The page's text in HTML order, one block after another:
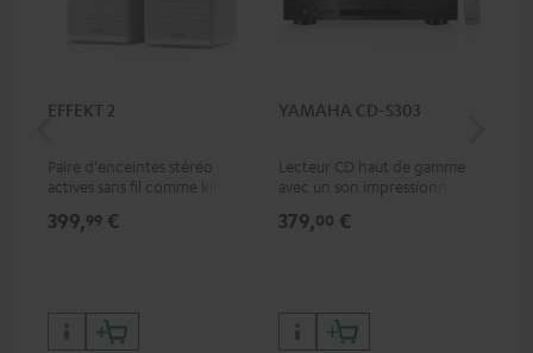
EFFEKT 2
Paire d'enceintes stéréo
actives sans fil comme kit
arrière pour les systèmes
399,99 €
YAMAHA CD-S303
Lecteur CD haut de gamme
avec un son impressionnant
379,00 €